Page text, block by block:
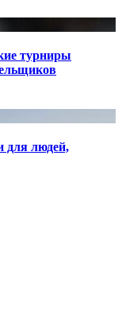
турниры
для людей,